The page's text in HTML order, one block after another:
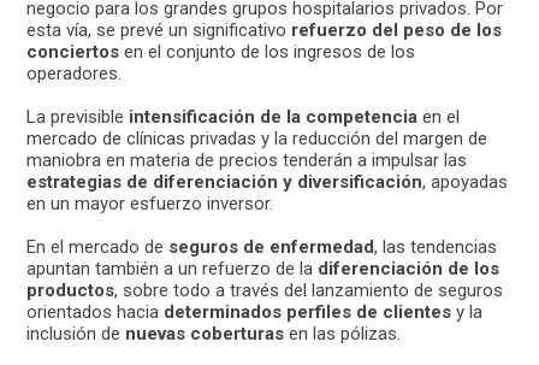
negocio para los grandes grupos hospitalarios privados. Por
esta vía, se prevé un significativo refuerzo del peso de los
conciertos en el conjunto de los ingresos de los
operadores.
La previsible intensificación de la competencia en el
mercado de clínicas privadas y la reducción del margen de
maniobra en materia de precios tenderán a impulsar las
estrategias de diferenciación y diversificación, apoyadas
en un mayor esfuerzo inversor.
En el mercado de seguros de enfermedad, las tendencias
apuntan también a un refuerzo de la diferenciación de los
productos, sobre todo a través del lanzamiento de seguros
orientados hacia determinados perfiles de clientes y la
inclusión de nuevas coberturas en las pólizas.